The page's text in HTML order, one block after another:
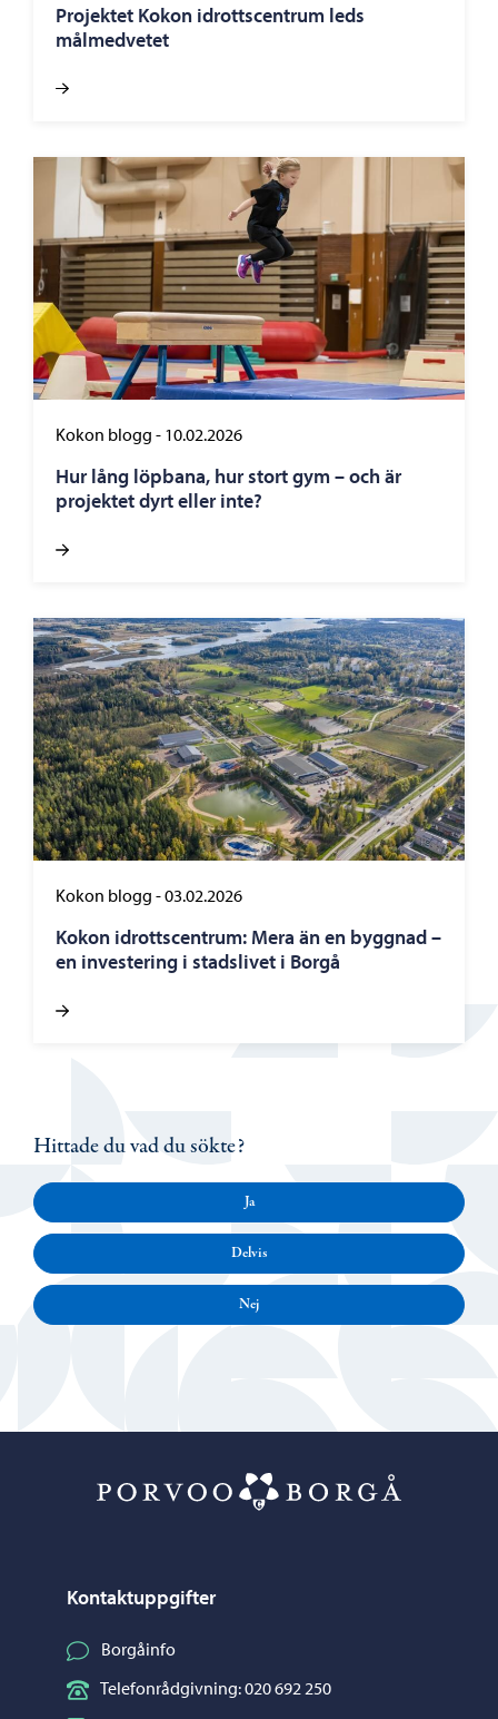
Projektet Kokon idrottscentrum leds
målmedvetet
Kokon blogg - 10.02.2026
Hur lång löpbana, hur stort gym – och är
projektet dyrt eller inte?
Kokon blogg -03.02.2026
Kokon idrottscentrum: Mera än en byggnad –
en investering i stadslivet i Borgå
Hittade du vad du sökte?
Ja
Delvis
Nej
Kontaktuppgifter
Borgåinfo
Telefonrådgivning: 020 692 250